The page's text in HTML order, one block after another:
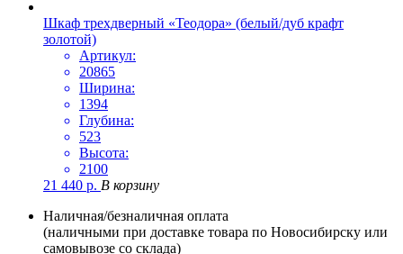
Шкаф трехдверный «Теодора» (белый/дуб крафт
золотой)
Артикул:
20865
Ширина:
1394
Глубина:
523
Высота:
2100
21 440 р. В корзину
Наличная/безналичная оплата
(наличными при доставке товара по Новосибирску или
самовывозе со склада)